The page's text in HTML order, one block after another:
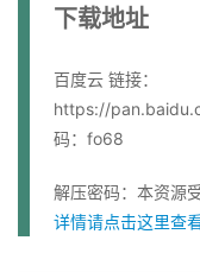
下载地址
百度云 链接：
https://
码：fo68
解压密码：本资源
详情请点击这里查